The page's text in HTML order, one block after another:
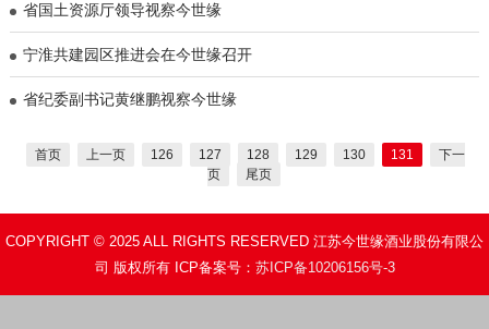
省国土资源厅领导视察今世缘
宁淮共建园区推进会在今世缘召开
省纪委副书记黄继鹏视察今世缘
首页 上一页 126 127 128 129 130 131
下一
页
尾页
COPYRIGHT © 2025 ALL RIGHTS RESERVED 江苏今世缘酒业股份有限公
司 版权所有 ICP备案号： 苏ICP备10206156号-3